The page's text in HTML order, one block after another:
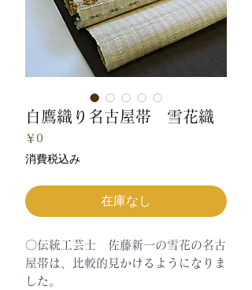
白鷹織り名古屋帯 雪花織
￥0
格
消費税込み
在庫なし
〇伝統工芸士 佐藤新一の雪花の名古
屋帯は、比較的見かけるようになりま
した。